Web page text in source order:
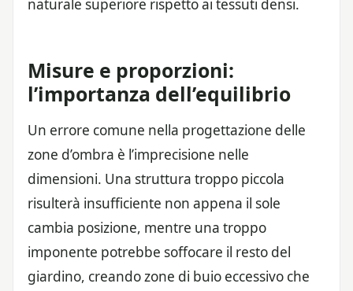
naturale superiore rispetto ai tessuti densi.
Misure e proporzioni:
l’importanza dell’equilibrio
Un errore comune nella progettazione delle
zone d’ombra è l’imprecisione nelle
dimensioni. Una struttura troppo piccola
risulterà insufficiente non appena il sole
cambia posizione, mentre una troppo
imponente potrebbe soffocare il resto del
giardino, creando zone di buio eccessivo che